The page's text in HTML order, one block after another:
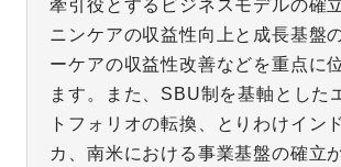
牽引役とするビジネスモデルの確
ニンケアの収益性向上と成長基盤
ーケアの収益性改善などを重点に
ます。また、SBU制を基軸とした
トフォリオの転換、とりわけイン
カ、南米における事業基盤の確立